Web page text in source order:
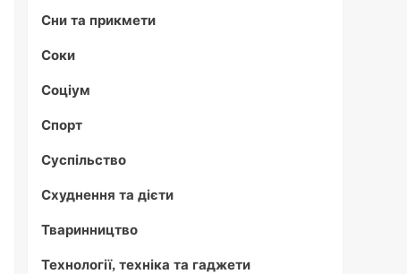
Сни та прикмети
Соки
Соціум
Спорт
Суспільство
Схуднення та дієти
Тваринництво
Технології, техніка та гаджети